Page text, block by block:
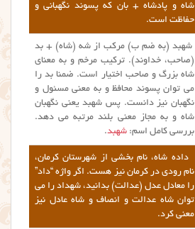
شاه و پادشاه + بان که پسوند نگهبانی و
حفاظت است.
شهبد (به ضم ب) مرکب از شه (شاه) + بد
(صاحب، خداوند). ترکیب مرخم و به معنای
شاه بزرگ و صاحب اختیار است. ضمنا بد را
می توان پسوند محافظ و به معنی مسئول و
نگهبان نیز دانست. پس شهبد یعنی نگهبان
شاه و به مجاز معنی بلند مرتبه می دهد.
بررسی کامل اسم: شهبد.
داده شاه، نام بخشی از شهرستان کرمان،
نام رودی در کرمان نیز هست. اگر واژه “داد”
را معادل عدل (عدالت) بدانید، شهداد را می
توان شاه عدالت و انصاف و شاه عادل نیز
معنی کرد.